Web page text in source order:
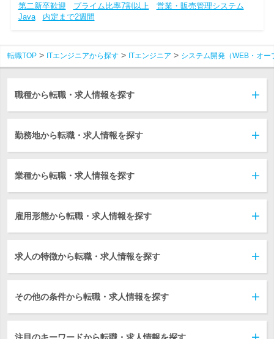
第二新卒歓迎
プライム比率7割以上
営業・販売管理システム
Java
内定まで2週間
転職TOP ITエンジニアから探す ITエンジニア システム開発（WEB・オ
職種から転職・求人情報を探す
勤務地から転職・求人情報を探す
業種から転職・求人情報を探す
雇用形態から転職・求人情報を探す
求人の特徴から転職・求人情報を探す
その他の条件から転職・求人情報を探す
注目のキーワードから転職・求人情報を探す